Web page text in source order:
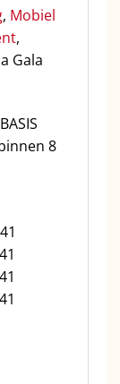
, Mobiel
,
Gala
8